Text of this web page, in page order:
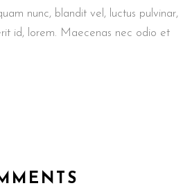
nunc, blandit vel, luctus pulvinar,
id, lorem. Maecenas nec odio et